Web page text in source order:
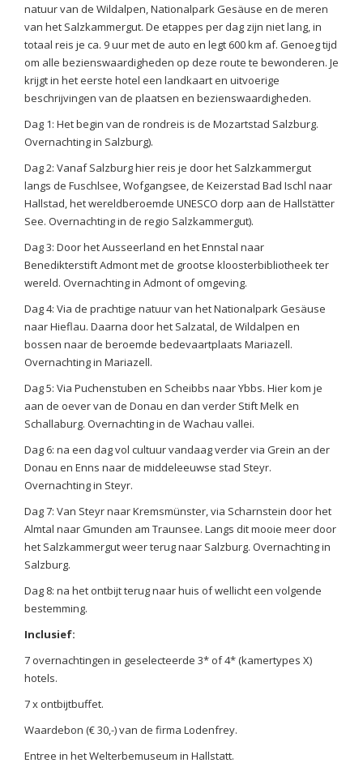
natuur van de Wildalpen, Nationalpark Gesäuse en de meren
van het Salzkammergut. De etappes per dag zijn niet lang, in
totaal reis je ca. 9 uur met de auto en legt 600 km af. Genoeg tijd
om alle bezienswaardigheden op deze route te bewonderen. Je
krijgt in het eerste hotel een landkaart en uitvoerige
beschrijvingen van de plaatsen en bezienswaardigheden.
Dag 1: Het begin van de rondreis is de Mozartstad Salzburg.
Overnachting in Salzburg).
Dag 2: Vanaf Salzburg hier reis je door het Salzkammergut
langs de Fuschlsee, Wofgangsee, de Keizerstad Bad Ischl naar
Hallstad, het wereldberoemde UNESCO dorp aan de Hallstätter
See. Overnachting in de regio Salzkammergut).
Dag 3: Door het Ausseerland en het Ennstal naar
Benedikterstift Admont met de grootse kloosterbibliotheek ter
wereld. Overnachting in Admont of omgeving.
Dag 4: Via de prachtige natuur van het Nationalpark Gesäuse
naar Hieflau. Daarna door het Salzatal, de Wildalpen en
bossen naar de beroemde bedevaartplaats Mariazell.
Overnachting in Mariazell.
Dag 5: Via Puchenstuben en Scheibbs naar Ybbs. Hier kom je
aan de oever van de Donau en dan verder Stift Melk en
Schallaburg. Overnachting in de Wachau vallei.
Dag 6: na een dag vol cultuur vandaag verder via Grein an der
Donau en Enns naar de middeleeuwse stad Steyr.
Overnachting in Steyr.
Dag 7: Van Steyr naar Kremsmünster, via Scharnstein door het
Almtal naar Gmunden am Traunsee. Langs dit mooie meer door
het Salzkammergut weer terug naar Salzburg. Overnachting in
Salzburg.
Dag 8: na het ontbijt terug naar huis of wellicht een volgende
bestemming.
Inclusief:
7 overnachtingen in geselecteerde 3* of 4* (kamertypes X)
hotels.
7 x ontbijtbuffet.
Waardebon (€ 30,-) van de firma Lodenfrey.
Entree in het Welterbemuseum in Hallstatt.